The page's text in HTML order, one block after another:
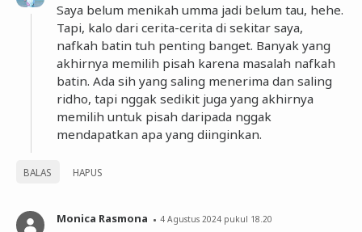
Saya belum menikah umma jadi belum tau, hehe.
Tapi, kalo dari cerita-cerita di sekitar saya,
nafkah batin tuh penting banget. Banyak yang
akhirnya memilih pisah karena masalah nafkah
batin. Ada sih yang saling menerima dan saling
ridho, tapi nggak sedikit juga yang akhirnya
memilih untuk pisah daripada nggak
mendapatkan apa yang diinginkan.
BALAS HAPUS
Monica Rasmona 4 Agustus 2024 pukul 18.20